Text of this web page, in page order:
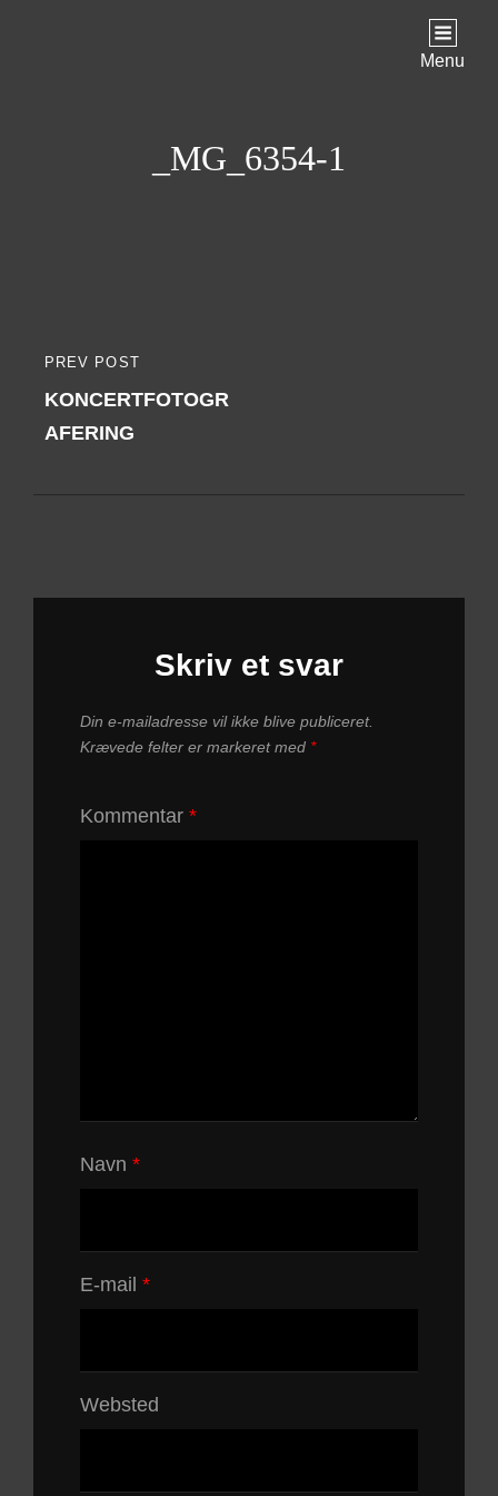
Menu
_MG_6354-1
Indlægsnavigation
PREVIOUS
POST
PREV POST
KONCERTFOTOGR
AFERING
Skriv et svar
Din e-mailadresse vil ikke blive publiceret.
Krævede felter er markeret med *
Kommentar *
Navn *
E-mail *
Websted